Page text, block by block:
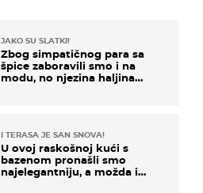
JAKO SU SLATKI!
Zbog simpatičnog para sa
špice zaboravili smo i na
modu, no njezina haljina
I TERASA JE SAN SNOVA!
U ovoj raskošnoj kući s
bazenom pronašli smo
najelegantniju, a možda i